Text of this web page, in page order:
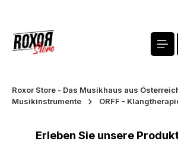
Roxor Store - Das Musikhaus aus
Musikinstrumente
ORFF -
Erleben Sie unsere